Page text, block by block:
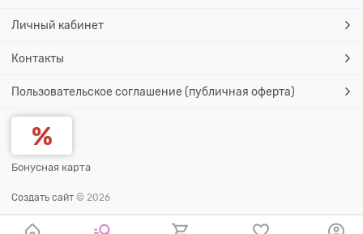
Личный кабинет
Контакты
Пользовательское соглашение (публичная оферта)
Бонусная карта
Создать сайт © 2026